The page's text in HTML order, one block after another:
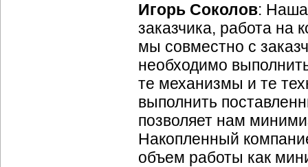
Игорь Соколов: Наша
заказчика, работа на
мы совместно с
необходимо
те механизмы и те
выполнить
позволяет нам
Накопленный
объем работы как